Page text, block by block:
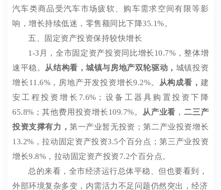
汽车类商品受汽车市场疲软、购车需求空间有限等影
响，增长持续低迷，零售额同比下降35.1%。
五、固定资产投资保持较快增长
1-3 月 ，全市固定资产投资同比增长10.7% ，整体增
速平稳。 从结构看，城镇与房地产双轮驱动， 城镇投资
增长11.6% ，房地产开发投资增长9.2%。 从构成看， 建
安工程投资增长 7.6% ； 设备工器具购置投资下降
65.8% ； 其他费用投资增长109.7%。 从产业看 ， 二三产
投资支撑有力，第一产业暂无投资；第二产业投资增长
13.2% ，拉动固定资产投资3.5个百分点；第三产业投资
增长9.8% ， 拉动 固定资产投资7.2个百分点。
总的来看，全市经济运行总体平稳、但也要看到，
外部环境复杂多变，内需活力不足问题仍然突出，经济